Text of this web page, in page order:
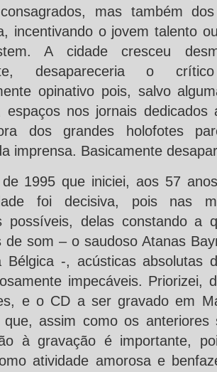
mas também
incentivando o jovem talento
A cidade cresceu
desapareceria o
opinativo pois, salvo
espaços nos jornais dedicados
dos grandes holofotes
imprensa. Basicamente
1995 que iniciei, aos 57
foi decisiva, pois nas
possíveis, delas constando a
de som – o saudoso Atanas
Bélgica -, acústicas absolutas
impecáveis. Priorizei,
e o CD a ser gravado em
assim como os anteriores
à gravação é importante,
atividade amorosa e